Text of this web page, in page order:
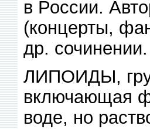
в России.
(концерты,
др. сочинении.
ЛИПОИДЫ,
включающая
воде, но